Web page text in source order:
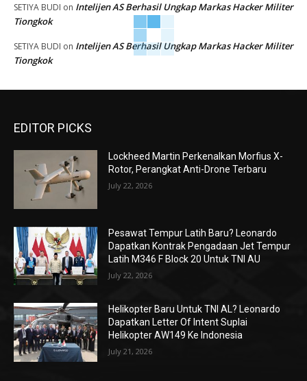
SETIYA BUDI on Intelijen AS Berhasil Ungkap Markas Hacker Militer
Tiongkok
SETIYA BUDI on Intelijen AS Berhasil Ungkap Markas Hacker Militer
Tiongkok
EDITOR PICKS
Lockheed Martin Perkenalkan Morfius X-
Rotor, Perangkat Anti-Drone Terbaru
July 22, 2026
Pesawat Tempur Latih Baru? Leonardo
Dapatkan Kontrak Pengadaan Jet Tempur
Latih M346 F Block 20 Untuk TNI AU
July 22, 2026
Helikopter Baru Untuk TNI AL? Leonardo
Dapatkan Letter Of Intent Suplai
Helikopter AW149 Ke Indonesia
July 21, 2026